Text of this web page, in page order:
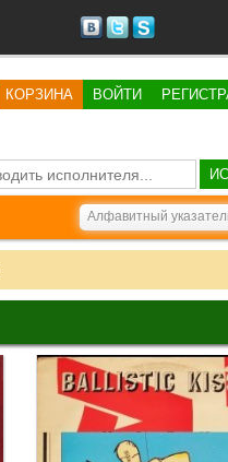
КОРЗИНА ВОЙТИ
Алфавитный